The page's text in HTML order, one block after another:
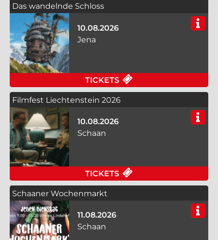
Das wandelnde Schloss
10.08.2026
Jena
TICKETS
Filmfest Liechtenstein 2026
10.08.2026
Schaan
TICKETS
Schaaner Wochenmarkt
11.08.2026
Schaan